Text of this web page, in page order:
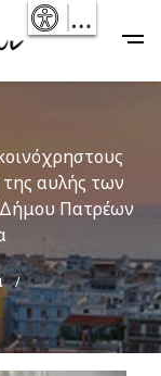
αυλής των
Πατρέων